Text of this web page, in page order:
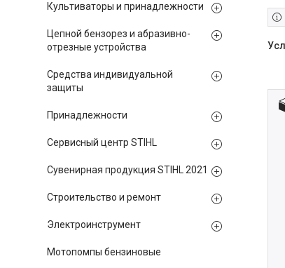
Культиваторы и принадлежности
Цепной бензорез и абразивно-
отрезные устройства
Средства индивидуальной
защиты
Принадлежности
Сервисный центр STIHL
Сувенирная продукция STIHL 2021
Строительство и ремонт
Электроинструмент
Мотопомпы бензиновые